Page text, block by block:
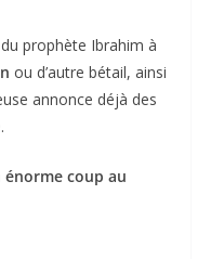
prophète Ibrahim à
ou d’autre bétail, ainsi
annonce déjà des
énorme coup au